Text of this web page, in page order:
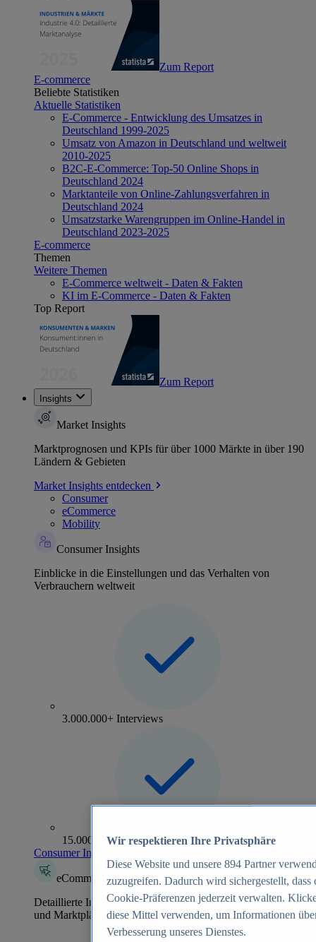
Zum Report
E-commerce
Beliebte Statistiken
Aktuelle Statistiken
E-Commerce - Entwicklung des Umsatzes in
Deutschland 1999-2025
Umsatz von Amazon in Deutschland und weltweit
2010-2025
B2C-E-Commerce: Top-50 Online Shops in
Deutschland 2024
Marktanteile von Online-Zahlungsverfahren in
Deutschland 2024
Umsatzstarke Warengruppen im Online-Handel in
Deutschland 2023-2025
E-commerce
Themen
Weitere Themen
E-Commerce weltweit - Daten & Fakten
KI im E-Commerce - Daten & Fakten
Top Report
Zum Report
Insights
Market Insights
Marktprognosen und KPIs für über 1000 Märkte in über 190
Ländern & Gebieten
Market Insights entdecken
Consumer
eCommerce
Mobility
Consumer Insights
Einblicke in die Einstellungen und das Verhalten von
Verbrauchern weltweit
3.000.000+ Interviews
15.000+ Marken
Consumer Insights entdecken
eCommerce Insights
Detaillierte Informationen zu mehr als 39.000 Online-Shops
und Marktplätzen
Wir respektieren Ihre Privatsphäre
Diese Website und unsere 894 Partner
zuzugreifen. Dadurch wird sichergestellt,
Cookie-Präferenzen jederzeit verwalten.
diese Mittel verwenden, um Informationen
Verbesserung unseres Dienstes.